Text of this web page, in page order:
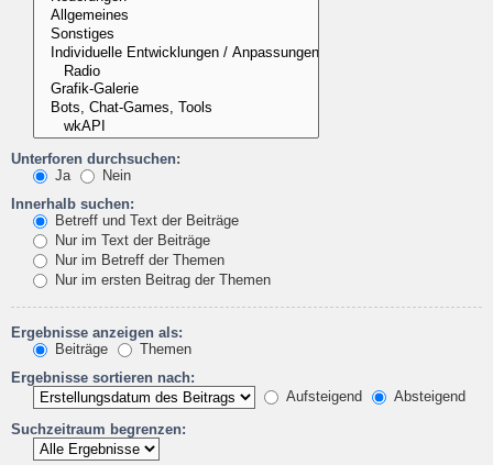
Unterforen durchsuchen:
Ja
Nein
Innerhalb suchen:
Betreff und Text der Beiträge
Nur im Text der Beiträge
Nur im Betreff der Themen
Nur im ersten Beitrag der Themen
Ergebnisse anzeigen als:
Beiträge
Themen
Ergebnisse sortieren nach:
Aufsteigend
Absteigend
Suchzeitraum begrenzen: